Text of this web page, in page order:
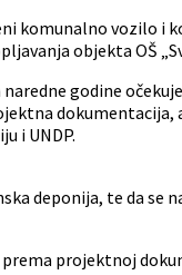
komunalno vozilo i
objekta OŠ
godine
dokumentacija,
i UNDP.
deponija, te da se
projektnoj